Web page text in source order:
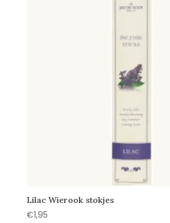
Lilac Wierook stokjes
€1,95